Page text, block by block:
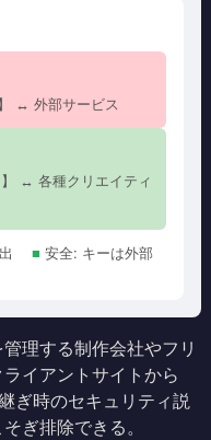
↔ 外部サービス
↔ 各種クリエイティ
出 ■ 安全: キーは外部
理する制作会社やフリ
イアントサイトから
ぎ時のセキュリティ説
ぎ排除できる。